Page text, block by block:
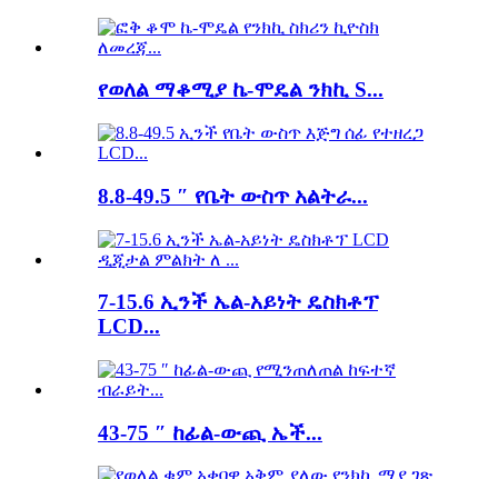
የወለል ማቆሚያ ኬ-ሞዴል ንክኪ S...
8.8-49.5 ″ የቤት ውስጥ አልትራ...
7-15.6 ኢንች ኤል-አይነት ዴስክቶፕ
LCD...
43-75 ″ ከፊል-ውጪ ኤች...